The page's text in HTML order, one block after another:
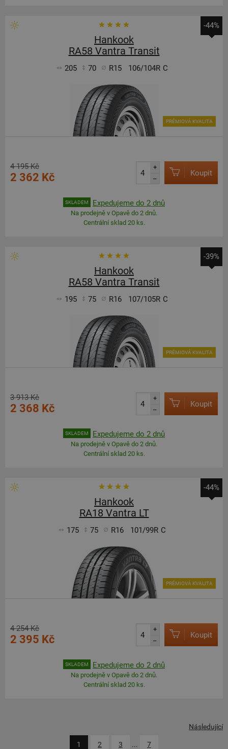
-44%
Hankook
RA58 Vantra Transit
205 70 R15 106/104R C
PRÉMIOVÁ KVALITA
4 195 Kč
2 362 Kč
+
–
Koupit
SKLADEM Expedujeme do 2 dnů
Na prodejně v Opavě do 2 dnů.
Centrální sklad 20 ks.
-39%
Hankook
RA58 Vantra Transit
195 75 R16 107/105R C
PRÉMIOVÁ KVALITA
3 913 Kč
2 368 Kč
+
–
Koupit
SKLADEM Expedujeme do 2 dnů
Na prodejně v Opavě do 2 dnů.
Centrální sklad 20 ks.
-44%
Hankook
RA18 Vantra LT
175 75 R16 101/99R C
PRÉMIOVÁ KVALITA
4 254 Kč
2 395 Kč
+
–
Koupit
SKLADEM Expedujeme do 2 dnů
Na prodejně v Opavě do 2 dnů.
Centrální sklad 20 ks.
1 2 3 ... 7
Následující